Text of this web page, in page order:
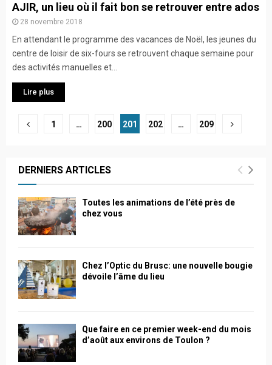
AJIR, un lieu où il fait bon se retrouver entre ados
28 novembre 2018
En attendant le programme des vacances de Noël, les jeunes du
centre de loisir de six-fours se retrouvent chaque semaine pour
des activités manuelles et...
Lire plus
Navigation
articles
1 … 200 201 202 … 209
DERNIERS ARTICLES
Toutes les animations de l’été près de
chez vous
Chez l’Optic du Brusc: une nouvelle bougie
dévoile l’âme du lieu
Que faire en ce premier week-end du mois
d’août aux environs de Toulon ?